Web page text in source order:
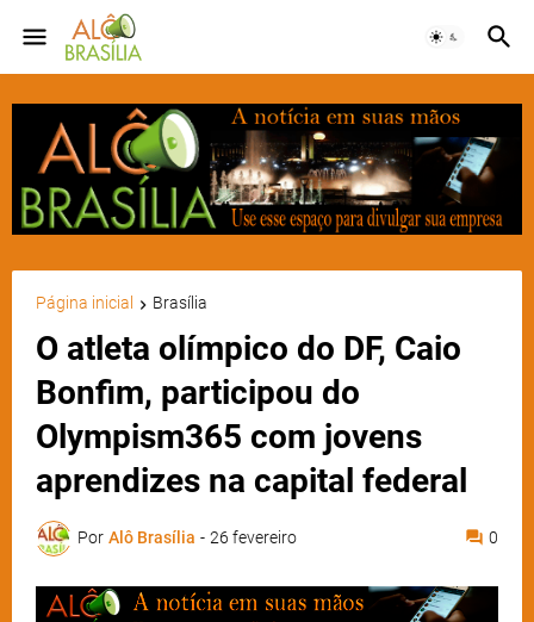
Página inicial Brasília
O atleta olímpico do DF, Caio
Bonfim, participou do
Olympism365 com jovens
aprendizes na capital federal
Por Alô Brasília - 26 fevereiro 0